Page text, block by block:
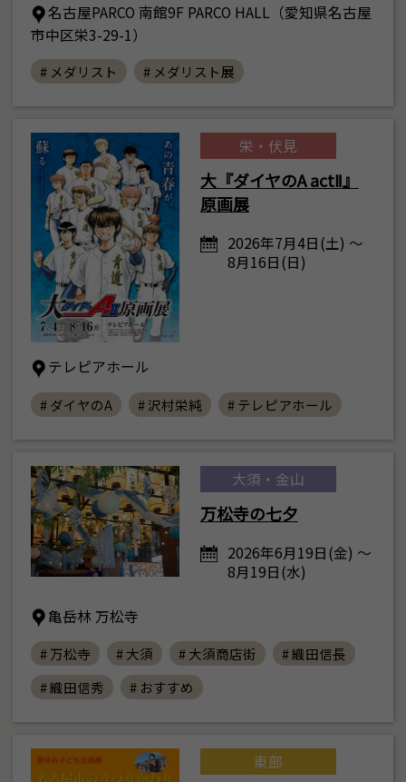
名古屋PARCO 南館9F PARCO HALL（愛知県名古屋
市中区栄3-29-1）
# メダリスト # メダリスト展
栄・伏見
大『ダイヤのA actⅡ』
原画展
2026年7月4日(土) ～
8月16日(日)
テレピアホール
# ダイヤのA # 沢村栄純 # テレピアホール
大須・金山
万松寺の七夕
2026年6月19日(金) ～
8月19日(水)
亀岳林 万松寺
# 万松寺 # 大須 # 大須商店街
# 織田信長
# 織田信秀
# おすすめ
東部